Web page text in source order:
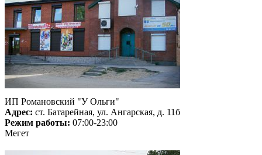
ИП Романовский "У Ольги"
Адрес: ст. Батарейная, ул. Ангарская, д. 11б
Режим работы: 07:00-23:00
Мегет